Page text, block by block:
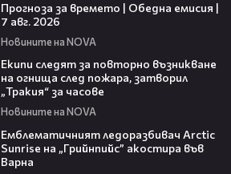
Прогноза за времето | Обедна емисия |
7 авг. 2026
Новините на NOVA
Екипи следят за повторно възникване
на огнища след пожара, затворил
„Тракия“ за часове
Новините на NOVA
Емблематичният ледоразбивач Arctic
Sunrise на „Грийнпийс” акостира във
Варна